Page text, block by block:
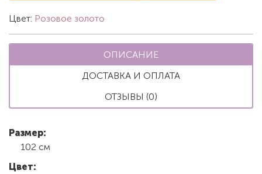
Цвет: Розовое золото
ОПИСАНИЕ
ДОСТАВКА И ОПЛАТА
ОТЗЫВЫ (0)
Размер:
102 см
Цвет: